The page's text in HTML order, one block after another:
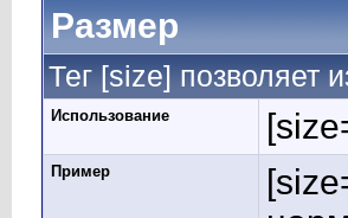
Размер
Тег [size] позволяет
Использование
Пример